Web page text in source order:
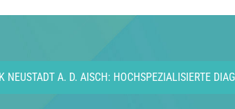
A. D. AISCH: HOCHSPEZIALISIERTE